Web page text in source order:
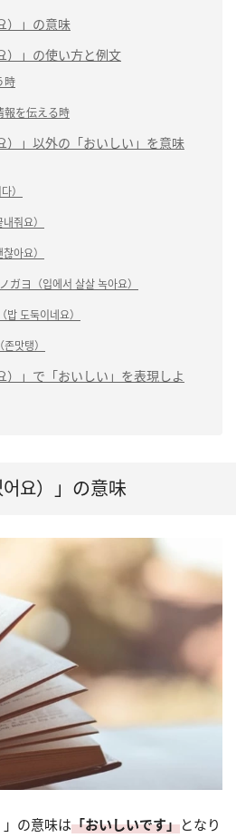
）」の意味
）」の使い方と例文
時
報を伝える時
）」以外の「おいしい」を意味
）
줘요）
아요）
ガヨ（입에서 살살 녹아요）
도둑이네요）
맛탱）
）」で「おいしい」を表現しよ
어요）」の意味
」の意味は「おいしいです」となり